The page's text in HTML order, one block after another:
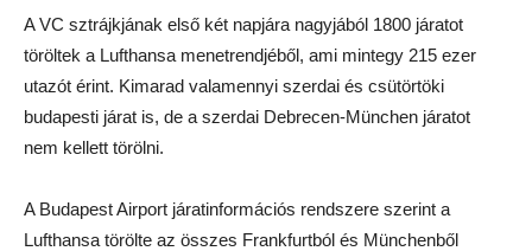
A VC sztrájkjának első két napjára nagyjából 1800 járatot
töröltek a Lufthansa menetrendjéből, ami mintegy 215 ezer
utazót érint. Kimarad valamennyi szerdai és csütörtöki
budapesti járat is, de a szerdai Debrecen-München járatot
nem kellett törölni.
A Budapest Airport járatinformációs rendszere szerint a
Lufthansa törölte az összes Frankfurtból és Münchenből